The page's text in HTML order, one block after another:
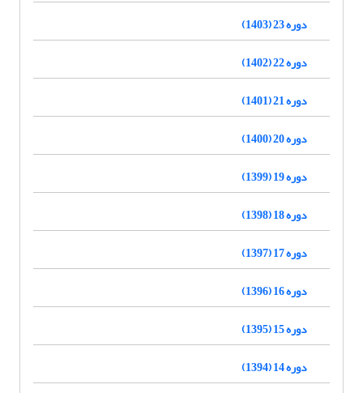
دوره 23 (1403)
دوره 22 (1402)
دوره 21 (1401)
دوره 20 (1400)
دوره 19 (1399)
دوره 18 (1398)
دوره 17 (1397)
دوره 16 (1396)
دوره 15 (1395)
دوره 14 (1394)